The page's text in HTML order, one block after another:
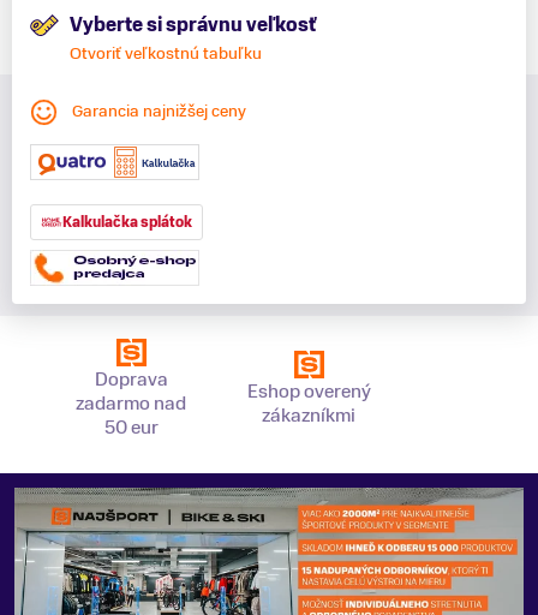
Vyberte si správnu veľkosť
Otvoriť veľkostnú tabuľku
Garancia najnižšej ceny
Kalkulačka splátok
Doprava
zadarmo nad
50 eur
Eshop overený
zákazníkmi